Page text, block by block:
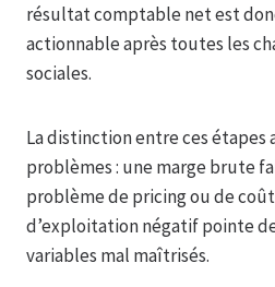
résultat comptable net est
actionnable après toutes les
sociales.
La distinction entre ces étapes
problèmes : une marge brute
problème de pricing ou de
d’exploitation négatif pointe
variables mal maîtrisés.